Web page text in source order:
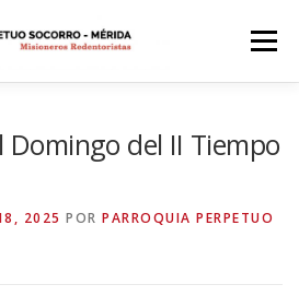
Menú
Domingo del II Tiempo
2025 POR PARROQUIA PERPETUO